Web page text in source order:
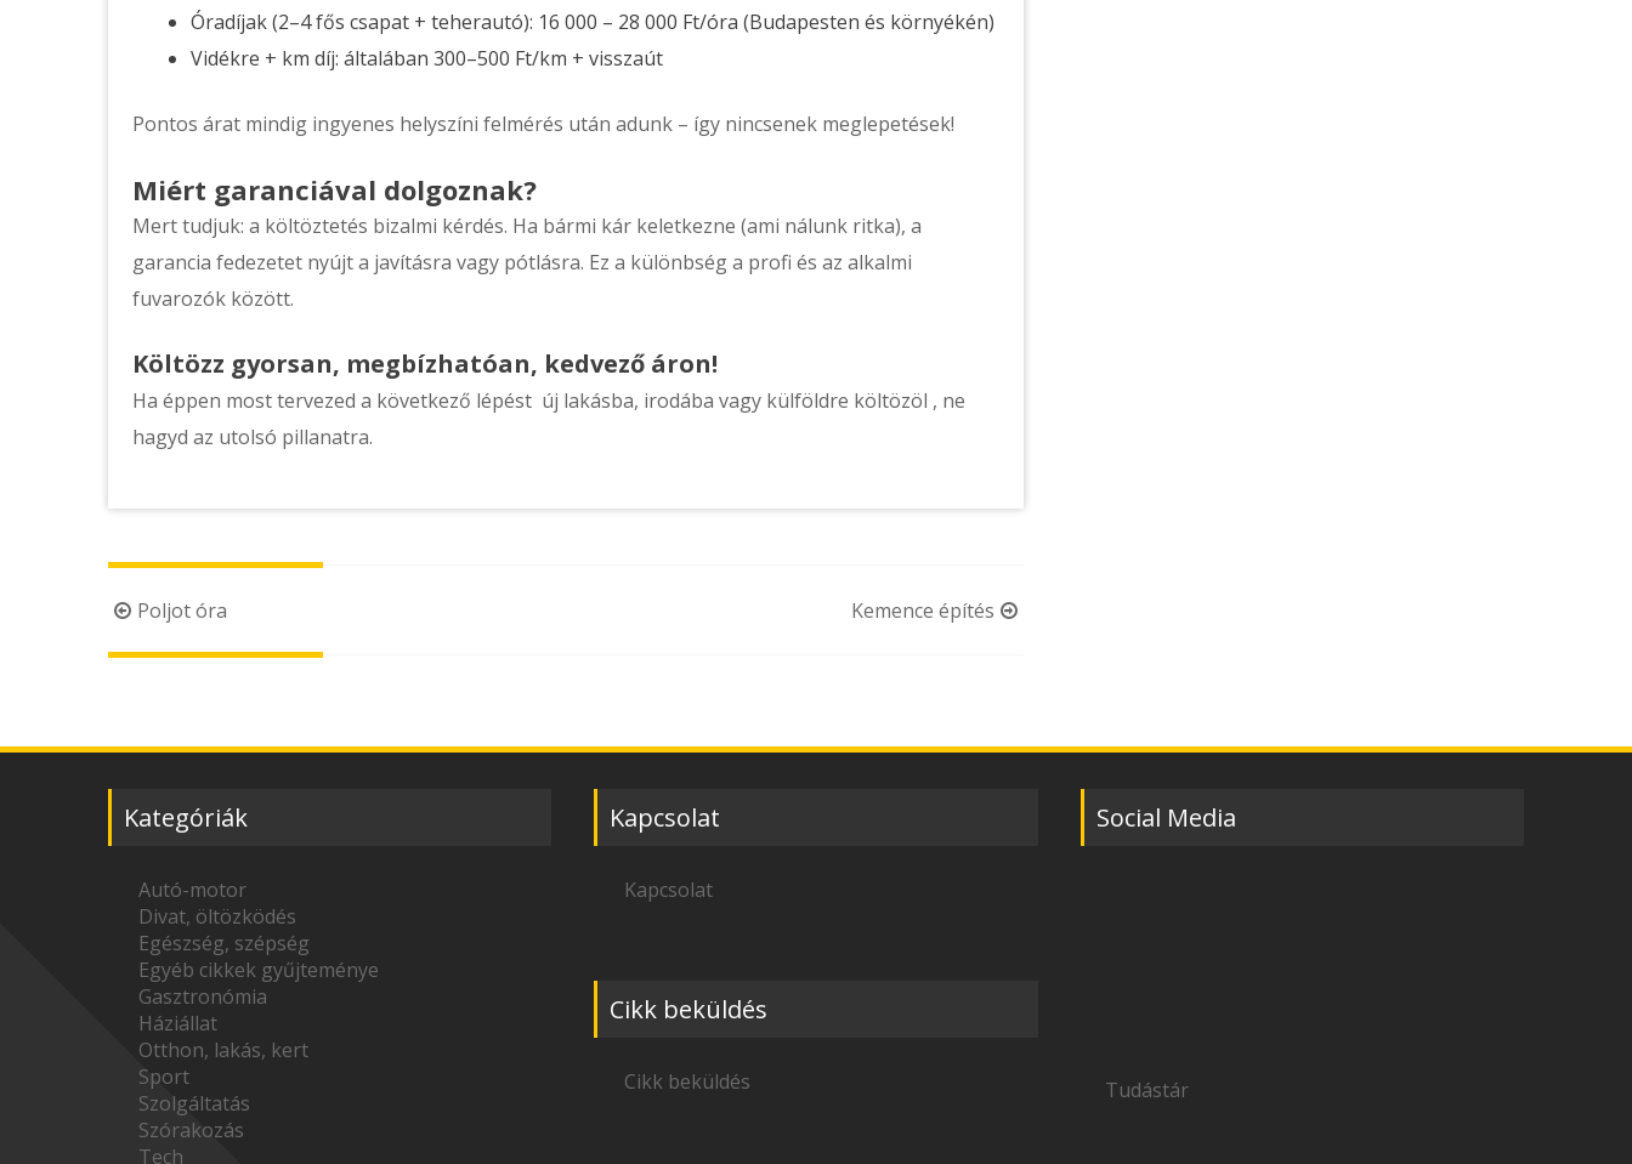
Óradíjak (2–4 fős csapat + teherautó): 16 000 – 28 000 Ft/óra (Budapesten és környékén)
Vidékre + km díj: általában 300–500 Ft/km + visszaút
Pontos árat mindig ingyenes helyszíni felmérés után adunk – így nincsenek meglepetések!
Miért garanciával dolgoznak?
Mert tudjuk: a költöztetés bizalmi kérdés. Ha bármi kár keletkezne (ami nálunk ritka), a
garancia fedezetet nyújt a javításra vagy pótlásra. Ez a különbség a profi és az alkalmi
fuvarozók között.
Költözz gyorsan, megbízhatóan, kedvező áron!
Ha éppen most tervezed a következő lépést új lakásba, irodába vagy külföldre költözöl , ne
hagyd az utolsó pillanatra.
Post
navigation
Poljot óra Kemence építés
Kategóriák
Autó-motor
Divat, öltözködés
Egészség, szépség
Egyéb cikkek gyűjteménye
Gasztronómia
Háziállat
Otthon, lakás, kert
Sport
Szolgáltatás
Szórakozás
Tech
Kapcsolat
Kapcsolat
Cikk beküldés
Cikk beküldés
Social Media
Tudástár